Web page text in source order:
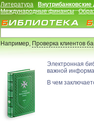
Литература
Международные финансы
Например,Проверка клиентов
Электронная
важной
В чем